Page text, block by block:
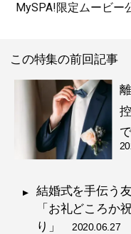
MySPA!限定ムービー
この特集の前回記事
結婚式を手伝う
「お礼どころか
り」2020.06.27